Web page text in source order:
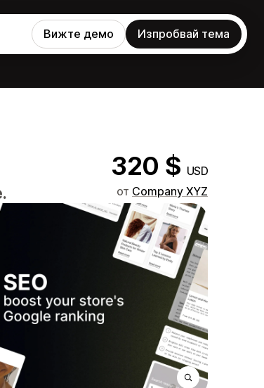
Вижте демо Изпробвай тема
320 $ USD
от Company XYZ